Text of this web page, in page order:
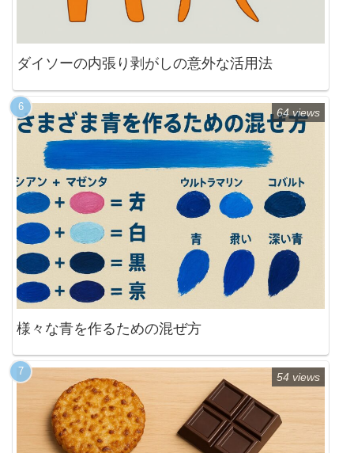
ダイソーの内張り剥がしの意外な活用法
様々な青を作るための混ぜ方
64 views
54 views